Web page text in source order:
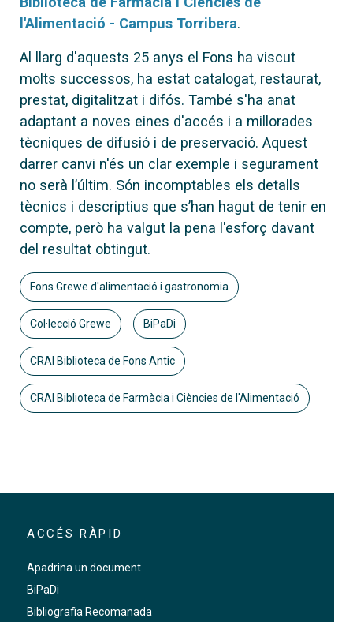
l'Alimentació - Campus Torribera.
Al llarg d'aquests 25 anys el Fons ha viscut
molts successos, ha estat catalogat, restaurat,
prestat, digitalitzat i difós. També s'ha anat
adaptant a noves eines d'accés i a millorades
tècniques de difusió i de preservació. Aquest
darrer canvi n'és un clar exemple i segurament
no serà l’últim. Són incomptables els detalls
tècnics i descriptius que s’han hagut de tenir en
compte, però ha valgut la pena l'esforç davant
del resultat obtingut.
Fons Grewe d'alimentació i gastronomia
Col·lecció Grewe BiPaDi
CRAI Biblioteca de Fons Antic
CRAI Biblioteca de Farmàcia i Ciències de l'Alimentació
ACCÉS RÀPID
Apadrina un document
BiPaDi
Bibliografia Recomanada